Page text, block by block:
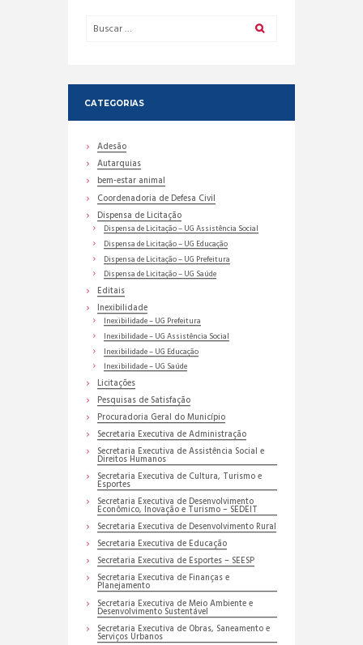
CATEGORIAS
Adesão
Autarquias
bem-estar animal
Coordenadoria de Defesa Civil
Dispensa de Licitação
Dispensa de Licitação – UG Assistência Social
Dispensa de Licitação – UG Educação
Dispensa de Licitação – UG Prefeitura
Dispensa de Licitação – UG Saúde
Editais
Inexibilidade
Inexibilidade – UG Prefeitura
Inexibilidade – UG Assistência Social
Inexibilidade – UG Educação
Inexibilidade – UG Saúde
Licitações
Pesquisas de Satisfação
Procuradoria Geral do Município
Secretaria Executiva de Administração
Secretaria Executiva de Assistência Social e
Direitos Humanos
Secretaria Executiva de Cultura, Turismo e
Esportes
Secretaria Executiva de Desenvolvimento
Econômico, Inovação e Turismo – SEDEIT
Secretaria Executiva de Desenvolvimento Rural
Secretaria Executiva de Educação
Secretaria Executiva de Esportes – SEESP
Secretaria Executiva de Finanças e
Planejamento
Secretaria Executiva de Meio Ambiente e
Desenvolvimento Sustentável
Secretaria Executiva de Obras, Saneamento e
Serviços Urbanos